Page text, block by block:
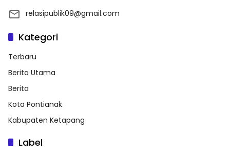
relasipublik09@gmail.com
Kategori
Terbaru
Berita Utama
Berita
Kota Pontianak
Kabupaten Ketapang
Label